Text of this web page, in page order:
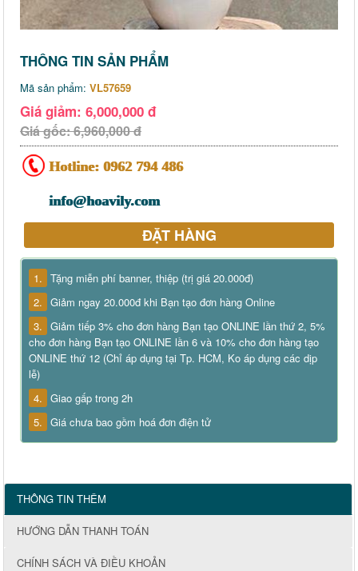
THÔNG TIN SẢN PHẨM
Mã sản phẩm: VL57659
Giá giảm: 6,000,000 đ
Giá gốc: 6,960,000 đ
Hotline: 0962 794 486
info@hoavily.com
ĐẶT HÀNG
1. Tặng miễn phí banner, thiệp (trị giá 20.000đ)
2. Giảm ngay 20.000đ khi Bạn tạo đơn hàng Online
3. Giảm tiếp 3% cho đơn hàng Bạn tạo ONLINE lần thứ 2, 5%
cho đơn hàng Bạn tạo ONLINE lần 6 và 10% cho đơn hàng tạo
ONLINE thứ 12 (Chỉ áp dụng tại Tp. HCM, Ko áp dụng các dịp
lễ)
4. Giao gấp trong 2h
5. Giá chưa bao gồm hoá đơn điện tử
THÔNG TIN THÊM
HƯỚNG DẪN THANH TOÁN
CHÍNH SÁCH VÀ ĐIỀU KHOẢN